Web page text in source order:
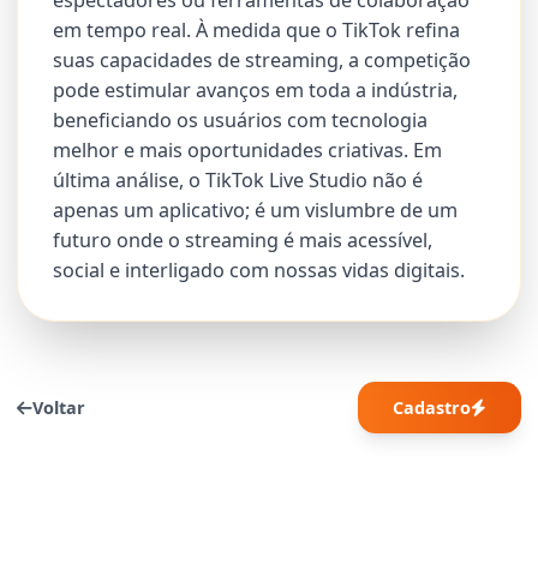
em tempo real. À medida que o TikTok refina
suas capacidades de streaming, a competição
pode estimular avanços em toda a indústria,
beneficiando os usuários com tecnologia
melhor e mais oportunidades criativas. Em
última análise, o TikTok Live Studio não é
apenas um aplicativo; é um vislumbre de um
futuro onde o streaming é mais acessível,
social e interligado com nossas vidas digitais.
Voltar Cadastro